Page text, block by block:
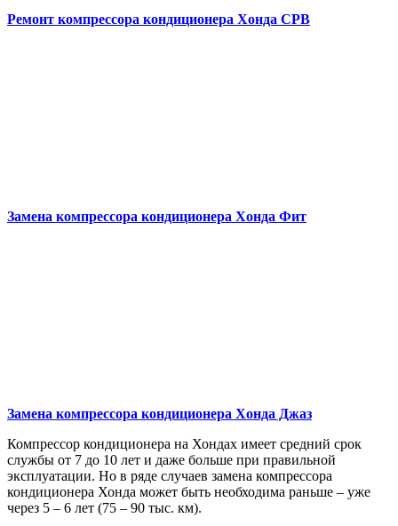
Ремонт компрессора кондиционера Хонда СРВ
Замена компрессора кондиционера Хонда Фит
Замена компрессора кондиционера Хонда Джаз
Компрессор кондиционера на Хондах имеет средний срок
службы от 7 до 10 лет и даже больше при правильной
эксплуатации. Но в ряде случаев замена компрессора
кондиционера Хонда может быть необходима раньше – уже
через 5 – 6 лет (75 – 90 тыс. км).